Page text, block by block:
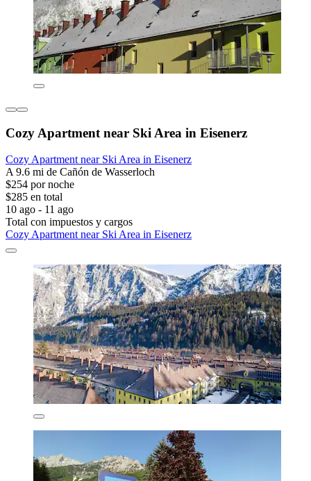
Cozy Apartment near Ski Area in Eisenerz
Cozy Apartment near Ski Area in Eisenerz
A 9.6 mi de Cañón de Wasserloch
$254 por noche
$285 en total
10 ago - 11 ago
Total con impuestos y cargos
Cozy Apartment near Ski Area in Eisenerz